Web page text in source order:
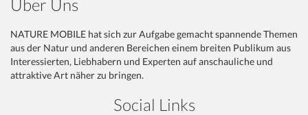
Über Uns
NATURE MOBILE hat sich zur Aufgabe gemacht spannende Themen
aus der Natur und anderen Bereichen einem breiten Publikum aus
Interessierten, Liebhabern und Experten auf anschauliche und
attraktive Art näher zu bringen.
Social Links